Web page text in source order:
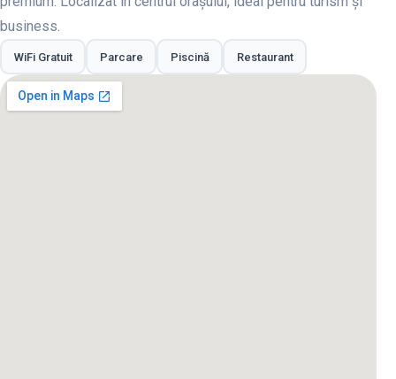
business.
WiFi Gratuit Parcare Piscină Restaurant